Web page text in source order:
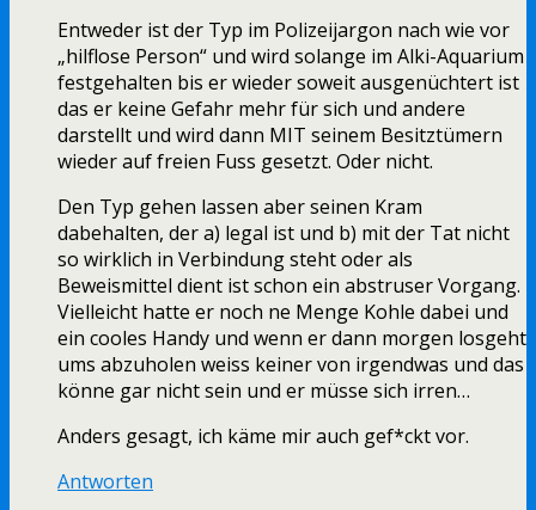
Entweder ist der Typ im Polizeijargon nach wie vor
„hilflose Person“ und wird solange im Alki-Aquarium
festgehalten bis er wieder soweit ausgenüchtert ist
das er keine Gefahr mehr für sich und andere
darstellt und wird dann MIT seinem Besitztümern
wieder auf freien Fuss gesetzt. Oder nicht.
Den Typ gehen lassen aber seinen Kram
dabehalten, der a) legal ist und b) mit der Tat nicht
so wirklich in Verbindung steht oder als
Beweismittel dient ist schon ein abstruser Vorgang.
Vielleicht hatte er noch ne Menge Kohle dabei und
ein cooles Handy und wenn er dann morgen losgeht
ums abzuholen weiss keiner von irgendwas und das
könne gar nicht sein und er müsse sich irren…
Anders gesagt, ich käme mir auch gef*ckt vor.
Antworten